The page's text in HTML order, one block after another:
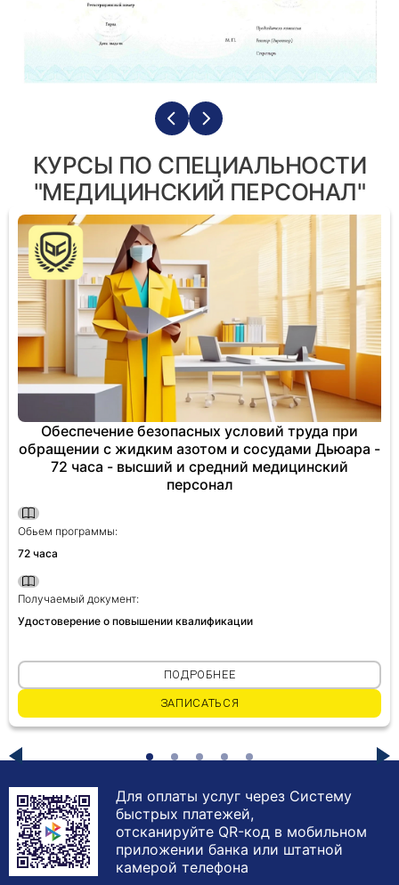
КУРСЫ ПО СПЕЦИАЛЬНОСТИ
"МЕДИЦИНСКИЙ ПЕРСОНАЛ"
Обеспечение безопасных условий труда при
обращении с жидким азотом и сосудами Дьюара -
72 часа - высший и средний медицинский
персонал
Обьем программы:
72 часа
Получаемый документ:
Удостоверение о повышении квалификации
ПОДРОБНЕЕ
ЗАПИСАТЬСЯ
Для оплаты услуг через Систему
быстрых платежей,
отсканируйте QR-код в мобильном
приложении банка или штатной
камерой телефона